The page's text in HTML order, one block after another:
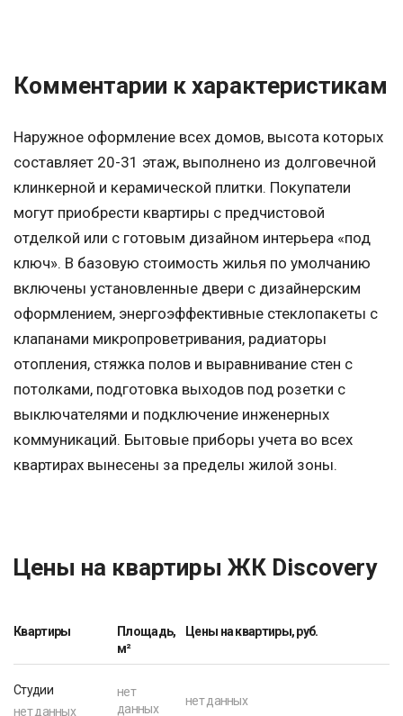
Комментарии к характеристикам
Наружное оформление всех домов, высота которых
составляет 20-31 этаж, выполнено из долговечной
клинкерной и керамической плитки. Покупатели
могут приобрести квартиры с предчистовой
отделкой или с готовым дизайном интерьера «под
ключ». В базовую стоимость жилья по умолчанию
включены установленные двери с дизайнерским
оформлением, энергоэффективные стеклопакеты с
клапанами микропроветривания, радиаторы
отопления, стяжка полов и выравнивание стен с
потолками, подготовка выходов под розетки с
выключателями и подключение инженерных
коммуникаций. Бытовые приборы учета во всех
квартирах вынесены за пределы жилой зоны.
Цены на квартиры ЖК Discovery
Квартиры
Площадь,
м²
Цены на квартиры, руб.
Студии
нет данных
нет
данных
нет данных